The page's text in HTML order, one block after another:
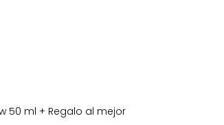
50 ml + Regalo al mejor